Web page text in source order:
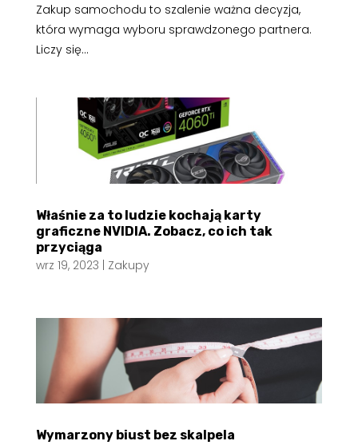
Zakup samochodu to szalenie ważna decyzja,
która wymaga wyboru sprawdzonego partnera.
Liczy się...
Właśnie za to ludzie kochają karty
graficzne NVIDIA. Zobacz, co ich tak
przyciąga
wrz 19, 2023 | Zakupy
Wymarzony biust bez skalpela